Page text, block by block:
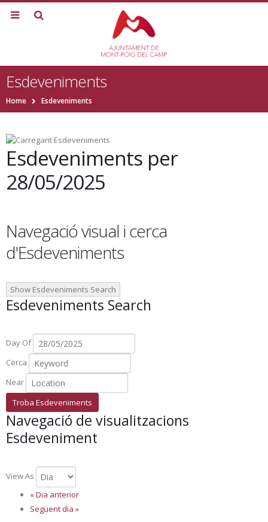
Esdeveniments
Home Esdeveniments
Esdeveniments per
28/05/2025
Navegació visual i cerca
d'Esdeveniments
Show Esdeveniments Search
Esdeveniments Search
Day Of
Cerca
Near
Navegació de visualitzacions
Esdeveniment
View As
«Dia anterior
Següent dia »